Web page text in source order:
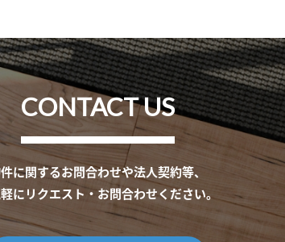
CONTACT US
に関するお問合わせや法人契約等、
にリクエスト・お問合わせください。